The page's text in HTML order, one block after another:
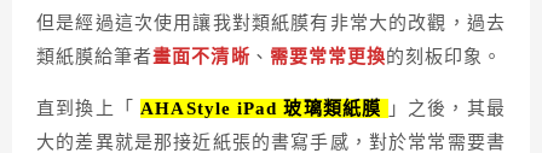
但是經過這次使用讓我對類紙膜有非常大的改觀，過去
類紙膜給筆者畫面不清晰 、 需要常常更換的刻板印象。
直到換上「 AHAStyle iPad 玻璃類紙膜
」之後，其最
大的差異就是那接近紙張的書寫手感，對於常常需要書